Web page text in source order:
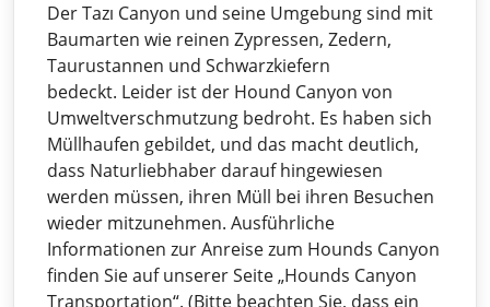
Der Tazı Canyon und seine Umgebung sind mit
Baumarten wie reinen Zypressen, Zedern,
Taurustannen und Schwarzkiefern
bedeckt. Leider ist der Hound Canyon von
Umweltverschmutzung bedroht. Es haben sich
Müllhaufen gebildet, und das macht deutlich,
dass Naturliebhaber darauf hingewiesen
werden müssen, ihren Müll bei ihren Besuchen
wieder mitzunehmen. Ausführliche
Informationen zur Anreise zum Hounds Canyon
finden Sie auf unserer Seite „Hounds Canyon
Transportation“. (Bitte beachten Sie, dass ein